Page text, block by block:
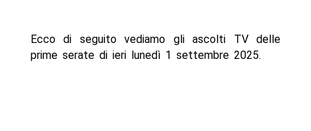
Ecco di seguito vediamo gli ascolti TV delle
prime serate di ieri lunedì 1 settembre 2025.